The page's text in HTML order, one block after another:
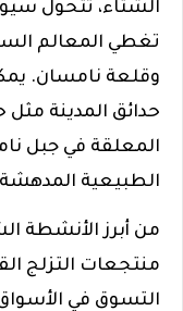
الشتاء، تتحول
تغطي المعالم
وقلعة نامسان.
حدائق المدينة مثل
المعلقة في جبل
الطبيعية
من أبرز الأنشطة
منتجعات التزلج
التسوق في